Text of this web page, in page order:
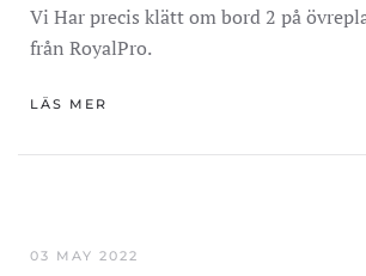
Vi Har precis klätt om bord 2 på
från RoyalPro.
LÄS MER
03 MAY 2022